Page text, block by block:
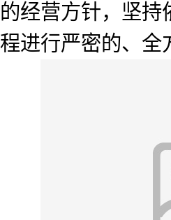
的经营方针，坚持
程进行严密的、全